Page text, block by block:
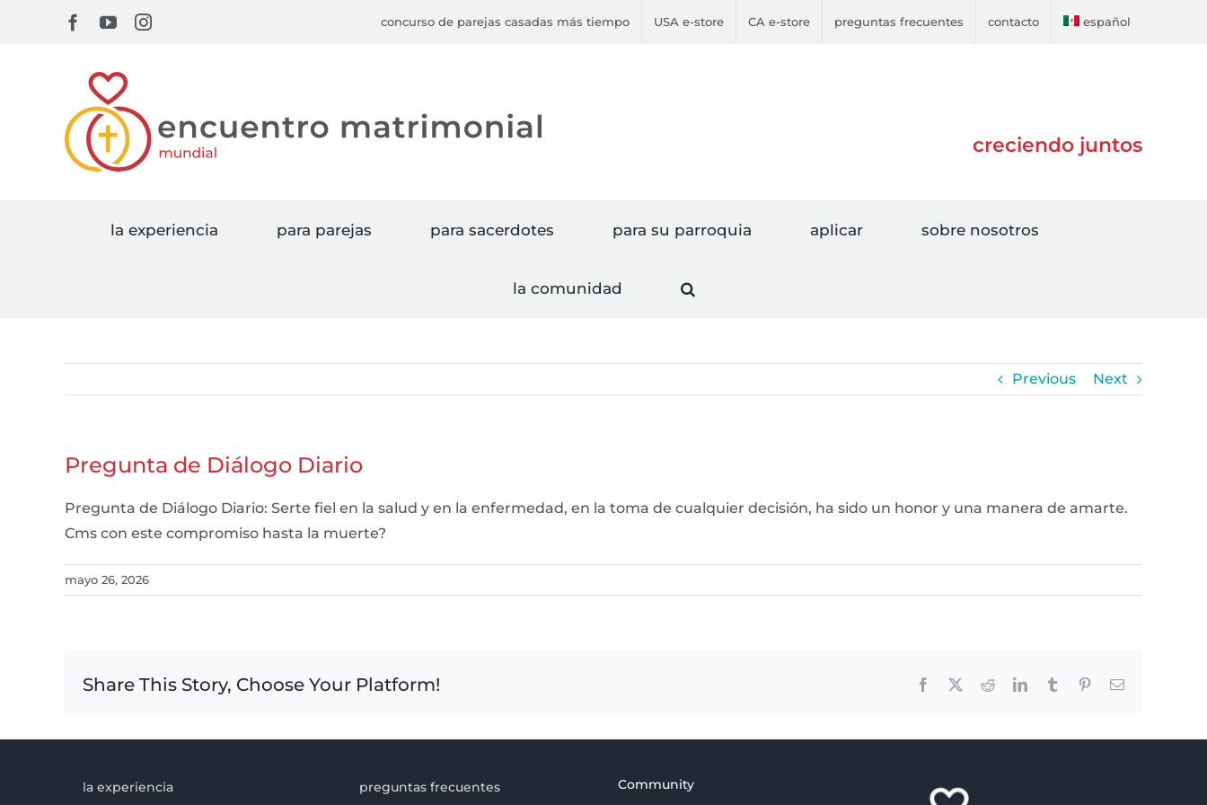
Facebook
YouTubeInstagram concurso de parejas casadas más tiempo USA e-store CA e-store preguntas frecuentes contacto español
creciendo juntos
la experiencia para parejas para sacerdotes para su parroquia aplicar sobre nosotros
la comunidad
Previous Next
Pregunta de Diálogo Diario
Pregunta de Diálogo Diario: Serte fiel en la salud y en la enfermedad, en la toma de cualquier decisión, ha sido un honor y una manera de amarte.
Cms con este compromiso hasta la muerte?
mayo 26, 2026
Share This Story, Choose Your Platform! Facebook RedditLinkedInTumblr PinterestEmail
la experiencia
preguntas frecuentes
Community